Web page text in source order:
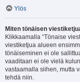
Ylös
Miten tönäisen
Klikkaamalla “Tönaise
viestiketjua alueen
tönäiseminen ei ole
vaaditaan ei ole vielä
vastaamalla siihen, mutta
tehdä niin.